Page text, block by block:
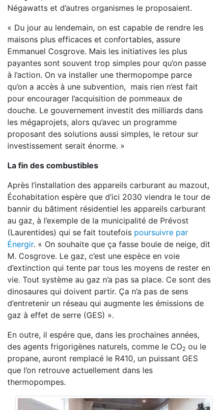
Négawatts et d’autres organismes le proposaient.
« Du jour au lendemain, on est capable de rendre les
maisons plus efficaces et confortables, assure
Emmanuel Cosgrove. Mais les initiatives les plus
payantes sont souvent trop simples pour qu’on passe
à l’action. On va installer une thermopompe parce
qu’on a accès à une subvention, mais rien n’est fait
pour encourager l’acquisition de pommeaux de
douche. Le gouvernement investit des milliards dans
les mégaprojets, alors qu’avec un programme
proposant des solutions aussi simples, le retour sur
investissement serait énorme. »
La fin des combustibles
Après l’installation des appareils carburant au mazout,
Écohabitation espère que d’ici 2030 viendra le tour de
bannir du bâtiment résidentiel les appareils carburant
au gaz, à l’exemple de la municipalité de Prévost
(Laurentides) qui se fait toutefois poursuivre par
Énergir. « On souhaite que ça fasse boule de neige, dit
M. Cosgrove. Le gaz, c’est une espèce en voie
d’extinction qui tente par tous les moyens de rester en
vie. Tout système au gaz n’a pas sa place. Ce sont des
dinosaures qui doivent partir. Ça n’a pas de sens
d’entretenir un réseau qui augmente les émissions de
gaz à effet de serre (GES) ».
En outre, il espére que, dans les prochaines années,
des agents frigorigènes naturels, comme le CO2 ou le
propane, auront remplacé le R410, un puissant GES
que l’on retrouve actuellement dans les
thermopompes.